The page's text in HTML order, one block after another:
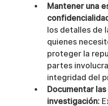
Mantener una
los detalles de
quienes
proteger la
partes
integridad del
Documentar
investigación: